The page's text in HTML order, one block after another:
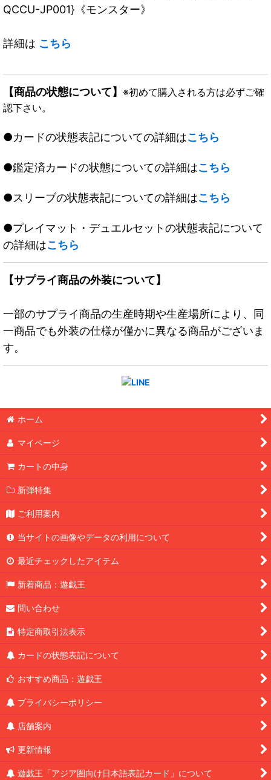
QCCU-JP001}《モンスター》
詳細は こちら
【商品の状態について】 ※初めて購入される方は必ずご確
認下さい。
●カードの状態表記についての詳細はこちら
●鑑定済カードの状態についての詳細はこちら
●スリーブの状態表記についての詳細はこちら
●プレイマット・デュエルセットの状態表記について
の詳細はこちら
【サプライ商品の外装について】
一部のサプライ商品の生産時期や生産場所により、同
一商品でも外装の仕様が僅かに異なる商品がございま
す。
ホーム
マイページ
カートの中身
新弾特集
ご利用案内
当サイトの画像やデータの利用について
最近チェックしたアイテム
新着商品：遊戯王
問い合わせ
特定商取引法表示
カードの状態表記について
おすすめ商品：遊戯王
プライバシーポリシー
店舗案内
更新情報
遊戯王「アジア圏向け日本語表記カード」について